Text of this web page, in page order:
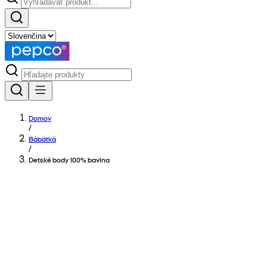
Domov
/
Bábätká
/
Detské body 100% bavlna